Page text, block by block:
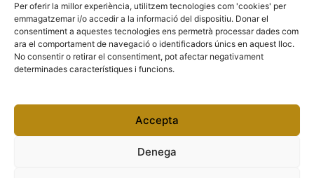
Per oferir la millor experiència, utilitzem tecnologies com 'cookies' per
emmagatzemar i/o accedir a la informació del dispositiu. Donar el
consentiment a aquestes tecnologies ens permetrà processar dades com
ara el comportament de navegació o identificadors únics en aquest lloc.
No consentir o retirar el consentiment, pot afectar negativament
determinades característiques i funcions.
Accepta
Denega